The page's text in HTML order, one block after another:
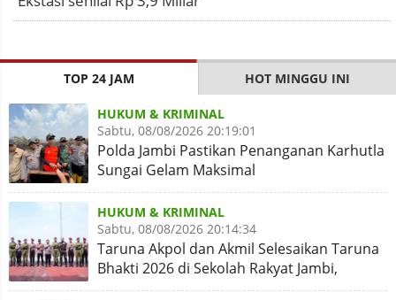
TOP 24 JAM HOT MINGGU INI
HUKUM & KRIMINAL
Sabtu, 08/08/2026 20:19:01
Polda Jambi Pastikan Penanganan Karhutla
Sungai Gelam Maksimal
HUKUM & KRIMINAL
Sabtu, 08/08/2026 20:14:34
Taruna Akpol dan Akmil Selesaikan Taruna
Bhakti 2026 di Sekolah Rakyat Jambi,
Kegiatan Aman Lancar